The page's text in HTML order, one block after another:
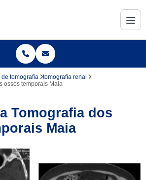
de tomografia
tomografia renal
ossos temporais Maia
Tomografia dos
Maia